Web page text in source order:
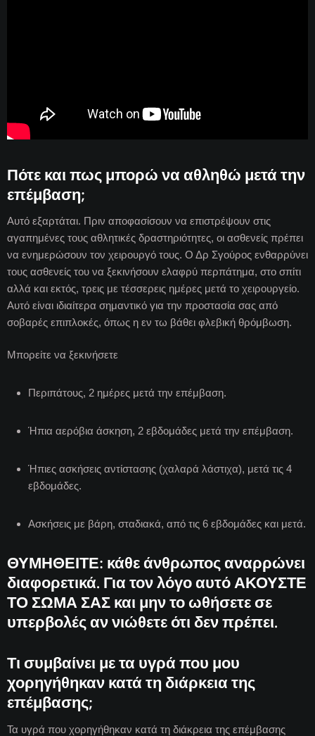
Πότε και πως μπορώ να αθληθώ μετά την
επέμβαση;
Αυτό εξαρτάται. Πριν αποφασίσουν να επιστρέψουν στις
αγαπημένες τους αθλητικές δραστηριότητες, οι ασθενείς πρέπει
να ενημερώσουν τον χειρουργό τους. Ο Δρ Σγούρος ενθαρρύνει
τους ασθενείς του να ξεκινήσουν ελαφρύ περπάτημα, στο σπίτι
αλλά και εκτός, τρεις με τέσσερεις ημέρες μετά το χειρουργείο.
Αυτό είναι ιδιαίτερα σημαντικό για την προστασία σας από
σοβαρές επιπλοκές, όπως η εν τω βάθει φλεβική θρόμβωση.
Μπορείτε να ξεκινήσετε
Περιπάτους, 2 ημέρες μετά την επέμβαση.
Ήπια αερόβια άσκηση, 2 εβδομάδες μετά την επέμβαση.
Ήπιες ασκήσεις αντίστασης (χαλαρά λάστιχα), μετά τις 4
εβδομάδες.
Ασκήσεις με βάρη, σταδιακά, από τις 6 εβδομάδες και μετά.
ΘΥΜΗΘΕΙΤΕ: κάθε άνθρωπος αναρρώνει
διαφορετικά. Για τον λόγο αυτό ΑΚΟΥΣΤΕ
ΤΟ ΣΩΜΑ ΣΑΣ και μην το ωθήσετε σε
υπερβολές αν νιώθετε ότι δεν πρέπει.
Τι συμβαίνει με τα υγρά που μου
χορηγήθηκαν κατά τη διάρκεια της
επέμβασης;
Τα υγρά που χορηγήθηκαν κατά τη διάκρεια της επέμβασης